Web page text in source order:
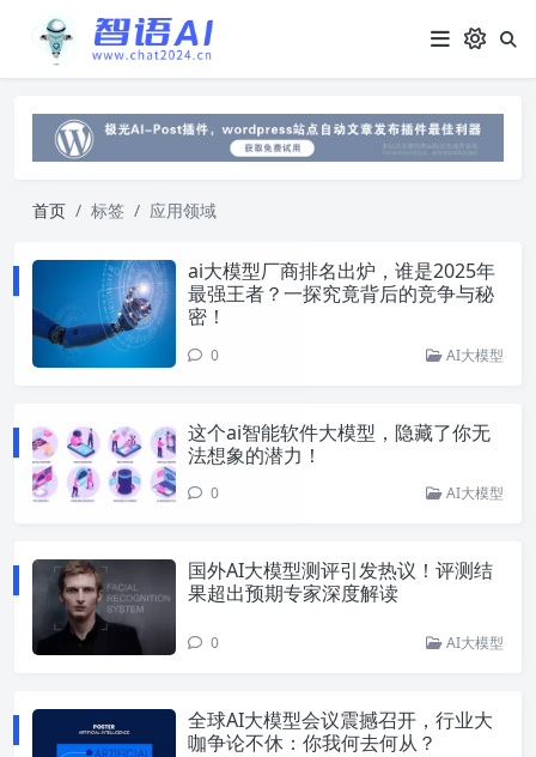
首页 标签 应用领域
ai大模型厂商排名出炉，谁是2025年
最强王者？一探究竟背后的竞争与秘
密！
0 AI大模型
这个ai智能软件大模型，隐藏了你无
法想象的潜力！
0 AI大模型
国外AI大模型测评引发热议！评测结
果超出预期专家深度解读
0 AI大模型
全球AI大模型会议震撼召开，行业大
咖争论不休：你我何去何从？